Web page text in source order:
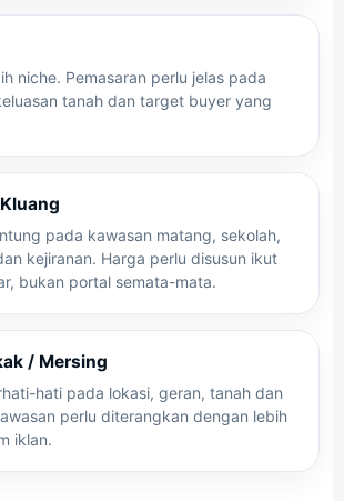
niche. Pemasaran perlu jelas pada
tanah dan target buyer yang
pada kawasan matang, sekolah,
kejiranan. Harga perlu disusun ikut
bukan portal semata-mata.
/ Mersing
hati pada lokasi, geran, tanah dan
perlu diterangkan dengan lebih
iklan.